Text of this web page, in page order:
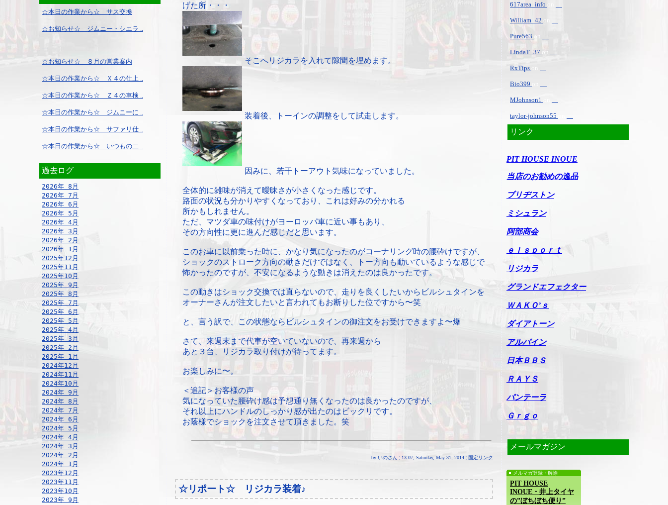
☆本日の作業から☆ サス交換
☆お知らせ☆ ジムニー・シエラ ..
☆お知らせ☆ ８月の営業案内
☆本日の作業から☆ Ｘ４の仕上 ..
☆本日の作業から☆ Ｚ４の車検 ..
☆本日の作業から☆ ジムニーに ..
☆本日の作業から☆ サファリ仕 ..
☆本日の作業から☆ いつもの二 ..
過去ログ
2026年 8月
2026年 7月
2026年 6月
2026年 5月
2026年 4月
2026年 3月
2026年 2月
2026年 1月
2025年12月
2025年11月
2025年10月
2025年 9月
2025年 8月
2025年 7月
2025年 6月
2025年 5月
2025年 4月
2025年 3月
2025年 2月
2025年 1月
2024年12月
2024年11月
2024年10月
2024年 9月
2024年 8月
2024年 7月
2024年 6月
2024年 5月
2024年 4月
2024年 3月
2024年 2月
2024年 1月
2023年12月
2023年11月
2023年10月
2023年 9月
げた所・・・
そこへリジカラを入れて隙間を埋めます。
装着後、トーインの調整をして試走します。
因みに、若干トーアウト気味になっていました。
全体的に雑味が消えて曖昧さが小さくなった感じです。
路面の状況も分かりやすくなっており、これは好みの分かれる
所かもしれません。
ただ、マツダ車の味付けがヨーロッパ車に近い事もあり、
その方向性に更に進んだ感じだと思います。
このお車に以前乗った時に、かなり気になったのがコーナリング時の腰砕けですが、
ショックのストローク方向の動きだけではなく、トー方向も動いているような感じで
怖かったのですが、不安になるような動きは消えたのは良かったです。
この動きはショック交換では直らないので、走りを良くしたいからビルシュタインを
オーナーさんが注文したいと言われてもお断りした位ですから〜笑
と、言う訳で、この状態ならビルシュタインの御注文をお受けできますよ〜爆
さて、来週末まで代車が空いていないので、再来週から
あと３台、リジカラ取り付けが待ってます。
お楽しみに〜。
＜追記＞お客様の声
気になっていた腰砕け感は予想通り無くなったのは良かったのですが、
それ以上にハンドルのしっかり感が出たのはビックリです。
お蔭様でショックを注文させて頂きました。笑
by いのさん ¦ 13:07, Saturday, May 31, 2014 ¦ 固定リンク
☆リポート☆ リジカラ装着♪
617area_info
William_42 on
Pure563 on
LindaT_37 on
RxTips on
Bio399
MJohnson1
taylor-johnson55
リンク
PIT HOUSE INOUE
当店のお勧めの逸品
ブリヂストン
ミシュラン
阿部商会
ｅｌｓｐｏｒｔ
リジカラ
グランドエフェクター
ＷＡＫＯ’ｓ
ダイアトーン
アルパイン
日本ＢＢＳ
ＲＡＹＳ
パンテーラ
Ｇｒｇｏ
メールマガジン
メルマガ登録・解除
PIT HOUSE
INOUE・井上タイヤ
の”ぼちぼち便り”